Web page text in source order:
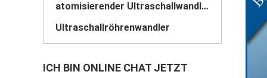
atomisierender Ultraschallwandler
Ultraschallröhrenwandler
ICH BIN ONLINE CHAT JETZT